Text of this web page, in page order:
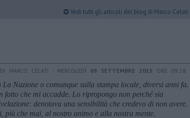
Vedi tutti gli articoli del blog di Marco Celati
DI MARCO CELATI - MERCOLEDÌ 09 SETTEMBRE 2015 ORE 09:28
La Nazione o comunque sulla stampa locale, diversi anni fa.
fatto che mi accadde. Lo ripropongo non perchésia
denotava una sensibilità che credevo di non avere.
più che mai, al nostro animo e alla nostra mente.